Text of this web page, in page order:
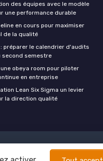
des équipes avec le modèle
une performance durable
en cours pour maximiser
de la qualité
préparer le calendrier d'audits
semestre
obeya room pour piloter
en entreprise
Lean Six Sigma un levier
la direction qualité